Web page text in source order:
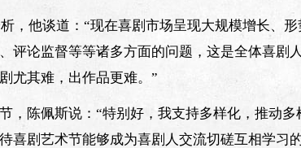
，他谈道：“现在喜剧市场呈现大规模增长、
评论监督等等诸多方面的问题，这是全体喜剧
尤其难，出作品更难。”
，陈佩斯说：“特别好，我支持多样化，推动多
喜剧艺术节能够成为喜剧人交流切磋互相学习